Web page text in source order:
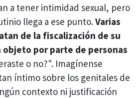
a tener intimidad sexual, pero
llega a ese punto.Varias
de la fiscalización de su
objeto por parte de personas
o no?". Imagínense
íntimo sobre los genitales de
contexto ni justificación